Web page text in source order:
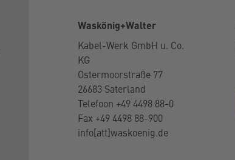
Waskönig+Walter
Kabel-Werk GmbH u. Co.
KG
Ostermoorstraße 77
26683 Saterland
Telefoon +49 4498 88-0
Fax +49 4498 88-900
info[att]waskoenig.de